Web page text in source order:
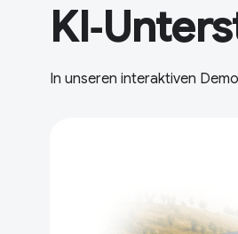
In unseren interaktiven